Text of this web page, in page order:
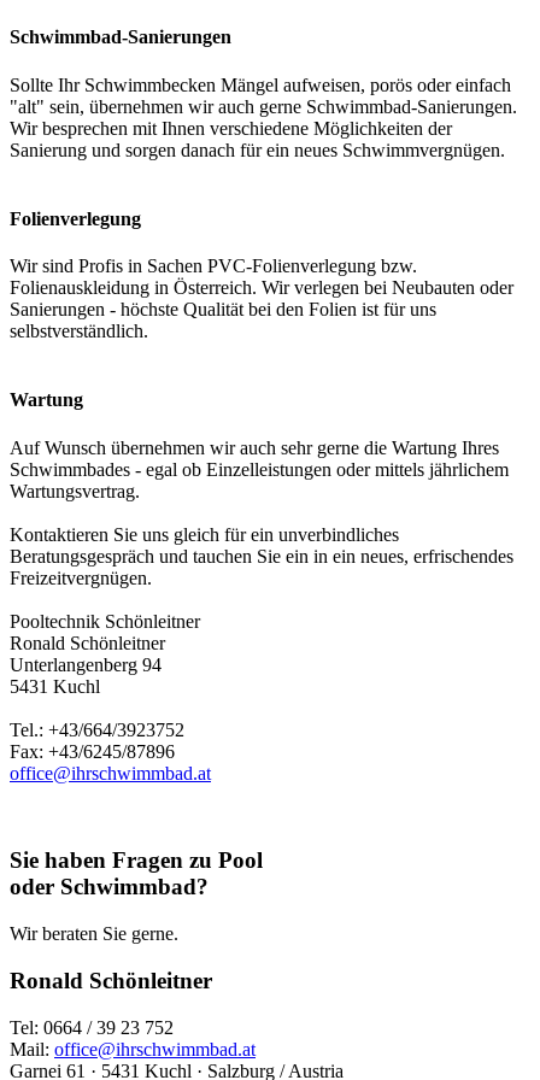
Schwimmbad-Sanierungen
Sollte Ihr Schwimmbecken Mängel aufweisen, porös oder einfach
"alt" sein, übernehmen wir auch gerne Schwimmbad-Sanierungen.
Wir besprechen mit Ihnen verschiedene Möglichkeiten der
Sanierung und sorgen danach für ein neues Schwimmvergnügen.
Folienverlegung
Wir sind Profis in Sachen PVC-Folienverlegung bzw.
Folienauskleidung in Österreich. Wir verlegen bei Neubauten oder
Sanierungen - höchste Qualität bei den Folien ist für uns
selbstverständlich.
Wartung
Auf Wunsch übernehmen wir auch sehr gerne die Wartung Ihres
Schwimmbades - egal ob Einzelleistungen oder mittels jährlichem
Wartungsvertrag.
Kontaktieren Sie uns gleich für ein unverbindliches
Beratungsgespräch und tauchen Sie ein in ein neues, erfrischendes
Freizeitvergnügen.
Pooltechnik Schönleitner
Ronald Schönleitner
Unterlangenberg 94
5431 Kuchl
Tel.: +43/664/3923752
Fax: +43/6245/87896
office@ihrschwimmbad.at
Sie haben Fragen zu Pool
oder Schwimmbad?
Wir beraten Sie gerne.
Ronald Schönleitner
Tel: 0664 / 39 23 752
Mail: office@ihrschwimmbad.at
Garnei 61 · 5431 Kuchl · Salzburg / Austria